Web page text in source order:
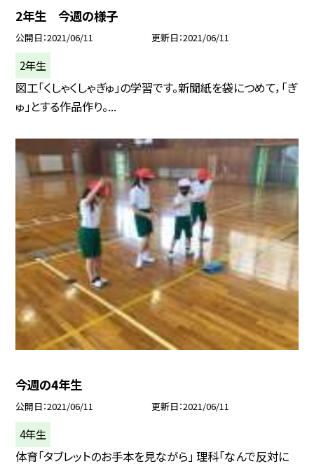
2年生 今週の様子
公開日 2021/06/11 更新日 2021/06/11
2年生
図工「くしゃくしゃぎゅ」の学習です。新聞紙を袋につめて，「ぎ
ゅ」とする作品作り。...
今週の4年生
公開日 2021/06/11 更新日 2021/06/11
4年生
体育「タブレットのお手本を見ながら」 理科「なんで反対に